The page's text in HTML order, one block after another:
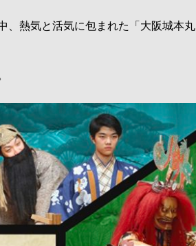
、熱気と活気に包まれた「大阪城本丸